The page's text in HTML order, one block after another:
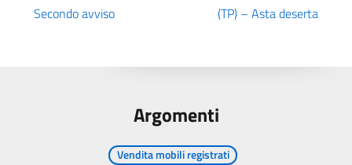
Secondo avviso
(TP) – Asta deserta
Argomenti
Vendita mobili registrati